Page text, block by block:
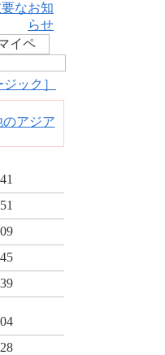
なお知
らせ
ジック］
のアジア